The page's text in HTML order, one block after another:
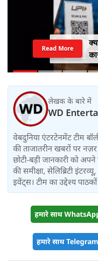
थे
Read More
लेखक के बारे में
WD
वेबदुनिया एंटरटेनमेंट टीम
की ताजातरीन खबरों पर
छोटी-बड़ी जानकारी को
की समीक्षा, सेलिब्रिटी
इवेंट्स। टीम का उद्देश्य
हमारे साथ
हमारे साथ